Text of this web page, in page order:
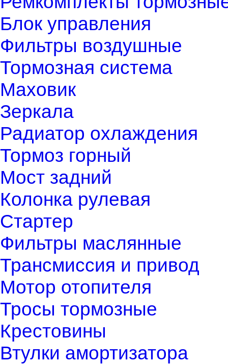
Блок управления
Фильтры воздушные
Тормозная система
Маховик
Зеркала
Радиатор охлаждения
Тормоз горный
Мост задний
Колонка рулевая
Стартер
Фильтры маслянные
Трансмиссия и привод
Мотор отопителя
Тросы тормозные
Крестовины
Втулки амортизатора